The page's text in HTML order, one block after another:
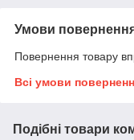
Умови
Повернення товару
Всі умови
Подібні товари